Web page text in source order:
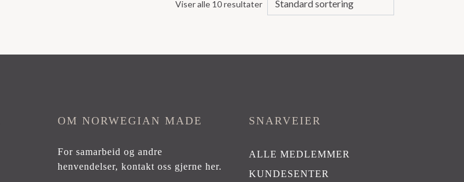
Viser alle 10 resultater
OM NORWEGIAN MADE
For samarbeid og andre
henvendelser,kontakt oss gjerne her.
SNARVEIER
ALLE MEDLEMMER
KUNDESENTER